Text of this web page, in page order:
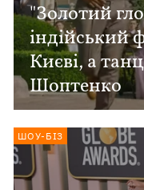
"Золотий
індійський
Києві, а
Шоптенко
ШОУ-БІЗ